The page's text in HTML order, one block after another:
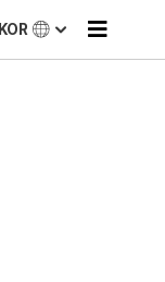
KOR